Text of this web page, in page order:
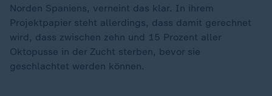
Norden Spaniens, verneint das klar. In ihrem
Projektpapier steht allerdings, dass damit gerechnet
wird, dass zwischen zehn und 15 Prozent aller
Oktopusse in der Zucht sterben, bevor sie
geschlachtet werden können.